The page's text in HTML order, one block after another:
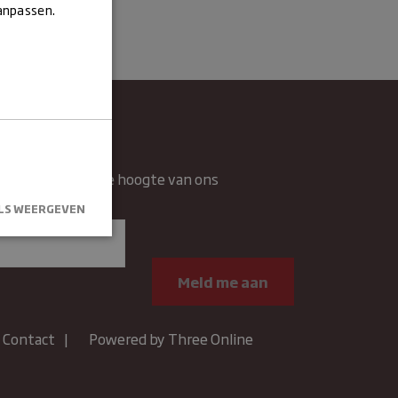
en blijft op de hoogte van ons
Contact Powered by Three Online
WEERGEVEN
Omschrijving